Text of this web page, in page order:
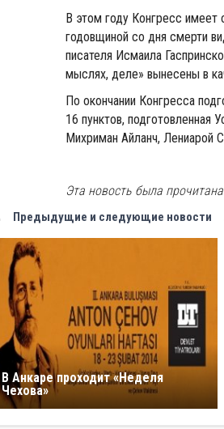
В этом году Конгресс имеет
годовщиной со дня смерти
писателя Исмаила
мыслях, деле» вынесены в
По окончании Конгресса
16 пунктов,
Михриман Айланч, Лениарой
Эта новость была
Предыдущие и следующие новости
В Анкаре проходит «Неделя
Чехова»